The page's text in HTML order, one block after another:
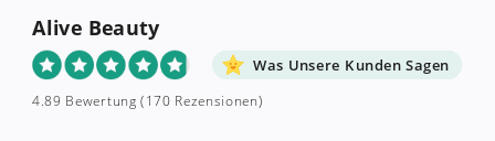
Alive Beauty
Was Unsere Kunden Sagen
4.89 Bewertung (170 Rezensionen)